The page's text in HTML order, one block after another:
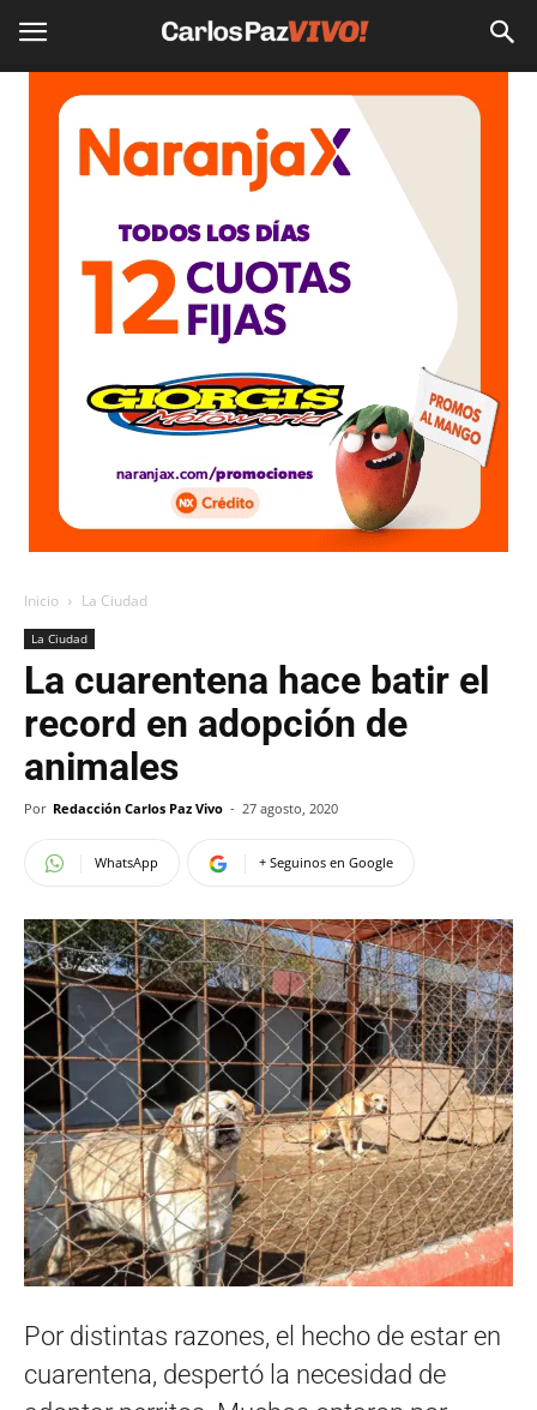
Inicio La Ciudad
La Ciudad
La cuarentena hace batir el
record en adopción de
animales
Por Redacción Carlos Paz Vivo - 27 agosto, 2020
WhatsApp + Seguinos en Google
Por distintas razones, el hecho de estar en
cuarentena, despertó la necesidad de